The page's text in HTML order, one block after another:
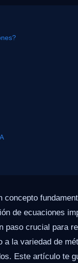
concepto
de ecuaciones
paso crucial para
a la variedad de
Este artículo te